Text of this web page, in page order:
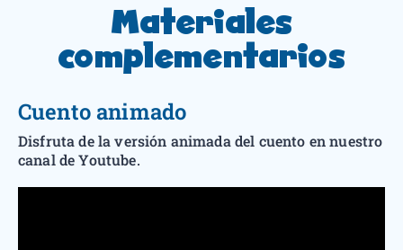
Materiales
complementarios
Cuento animado
Disfruta de la versión animada del cuento en nuestro
canal de Youtube.